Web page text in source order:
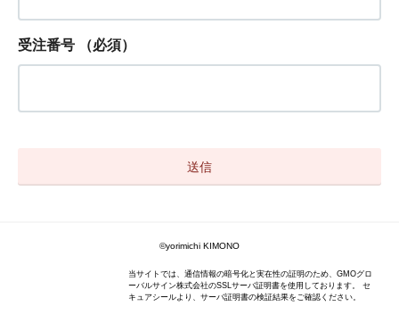
受注番号 （必須）
©yorimichi KIMONO
当サイトでは、通信情報の暗号化と実在性の証明のため、GMOグロ
ーバルサイン株式会社のSSLサーバ証明書を使用しております。 セ
キュアシールより、サーバ証明書の検証結果をご確認ください。